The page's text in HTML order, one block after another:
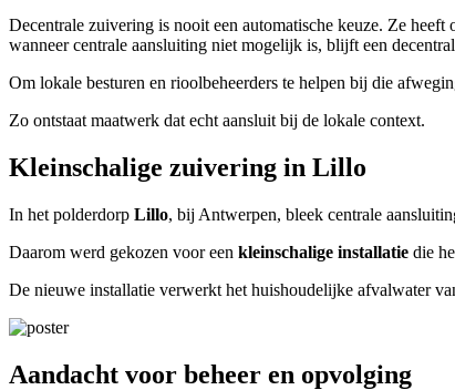
Decentrale zuivering is nooit een automatische keuze. Ze
wanneer centrale aansluiting niet mogelijk is, blijft een
Om lokale besturen en rioolbeheerders te helpen bij die
Zo ontstaat maatwerk dat echt aansluit bij de lokale context.
Kleinschalige zuivering in Lillo
In het polderdorp Lillo, bij Antwerpen, bleek centrale
Daarom werd gekozen voor een kleinschalige installatie die
De nieuwe installatie verwerkt het huishoudelijke afvalwater
Aandacht voor beheer en opvolging